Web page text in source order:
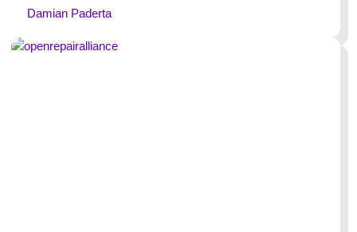
Damian Paderta